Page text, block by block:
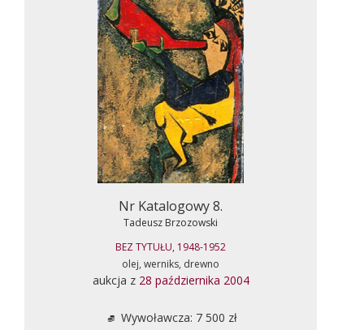
Nr Katalogowy 8.
Tadeusz Brzozowski
BEZ TYTUŁU, 1948-1952
olej, werniks, drewno
aukcja z 28 października 2004
Wywoławcza: 7 500 zł